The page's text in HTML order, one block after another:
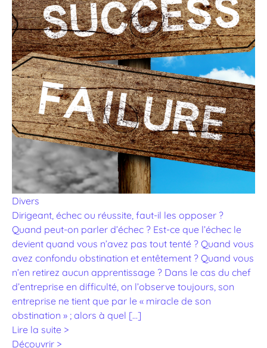
Divers
Dirigeant, échec ou réussite, faut-il les opposer ?
Quand peut-on parler d’échec ? Est-ce que l’échec le
devient quand vous n’avez pas tout tenté ? Quand vous
avez confondu obstination et entêtement ? Quand vous
n’en retirez aucun apprentissage ? Dans le cas du chef
d’entreprise en difficulté, on l’observe toujours, son
entreprise ne tient que par le « miracle de son
obstination » ; alors à quel […]
Lire la suite >
Découvrir >